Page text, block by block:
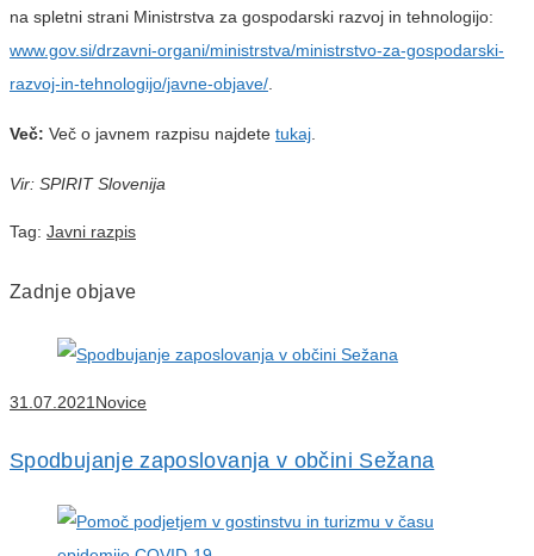
na spletni strani Ministrstva za gospodarski razvoj in tehnologijo:
www.gov.si/drzavni-organi/ministrstva/ministrstvo-za-gospodarski-
razvoj-in-tehnologijo/javne-objave/.
Več: Več o javnem razpisu najdete tukaj.
Vir: SPIRIT Slovenija
Tag: Javni razpis
Zadnje objave
31.07.2021 Novice
Spodbujanje zaposlovanja v občini Sežana